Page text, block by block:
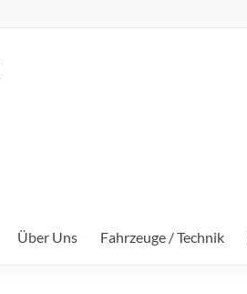
Über Uns Fahrzeuge / Technik